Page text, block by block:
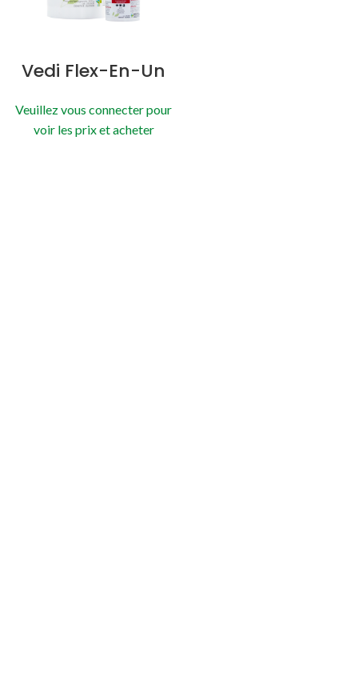
Vedi Flex-En-Un
Veuillez vous connecter pour
voir les prix et acheter